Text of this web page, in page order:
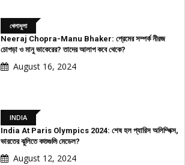
খেলাধুলা
Neeraj Chopra-Manu Bhaker: প্রেমের সম্পর্ক নীরজ
চোপড়া ও মানু ভাকেরের? তাদের আলাপ কবে থেকে?
August 16, 2024
INDIA
India At Paris Olympics 2024: শেষ হল প্যারিস অলিম্পিক্স,
ভারতের ঝুলিতে কতগুলি মেডেল?
August 12, 2024
বিজ্ঞাপন